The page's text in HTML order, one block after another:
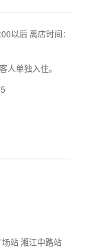
以后 离店时间：
人单独入住。
站 湘江中路站